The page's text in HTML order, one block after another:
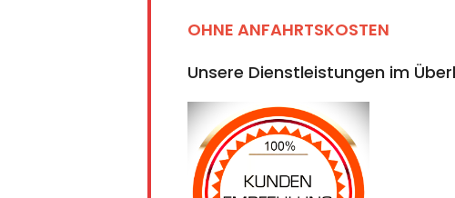
OHNE ANFAHRTSKOSTEN
Unsere Dienstleistungen im